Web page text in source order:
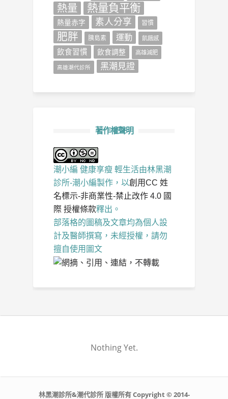
熱量 熱量負平衡
熱量赤字 素人分享 習慣
肥胖 胰島素 運動 飢餓感
飲食習慣 飲食調整 高雄減肥
高雄潮代診所 黑潮見證
著作權聲明
潮小編 健康享瘦 輕生活由林黑潮
診所-潮小編製作，以創用CC 姓
名標示-非商業性-禁止改作 4.0 國
際 授權條款釋出。
部落格的圖稿及文章均為個人設
計及醫師撰寫，未經授權，請勿
擅自使用圖文
Nothing Yet.
林黑潮診所&潮代診所 版權所有 Copyright © 2014-